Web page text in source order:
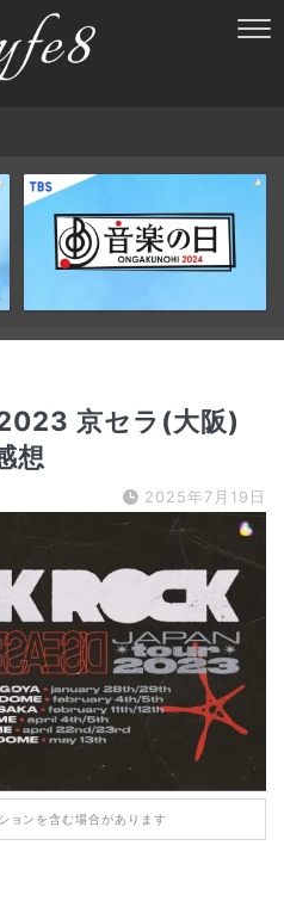
京セラ(大阪)
想
2025年7月19日
ョンを含む場合があります